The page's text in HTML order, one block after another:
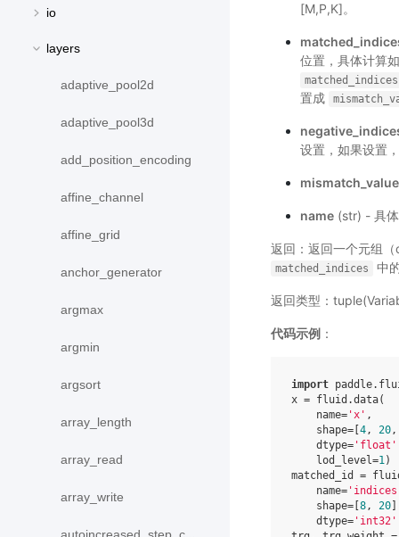
io
layers
adaptive_pool2d
adaptive_pool3d
add_position_encoding
affine_channel
affine_grid
anchor_generator
argmax
argmin
argsort
array_length
array_read
array_write
[M,P,K]。
位置，具体计算
置成
设置，如果设置
mismatch_value
name(str) - 具
返回：返回一个元组
matched_indices 中
返回类型：
代码示例 ：
import
x = fluid .data(
name= 'x' ,
shape= 4, 20,
dtype= 'float'
lod_level=1)
matched_id
=
name=
shape= 8, 20
dtype= 'int32'